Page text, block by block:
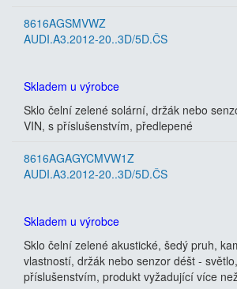
8616AGSMVWZ
AUDI.A3.2012-20..3D/5D.ČS
Skladem u výrobce
Sklo čelní zelené solární, držák nebo
VIN, s příslušenstvím, předlepené
8616AGAGYCMVW1Z
AUDI.A3.2012-20..3D/5D.ČS
Skladem u výrobce
Sklo čelní zelené akustické, šedý pruh,
vlastností, držák nebo senzor déšt -
příslušenstvím, produkt vyžadující více